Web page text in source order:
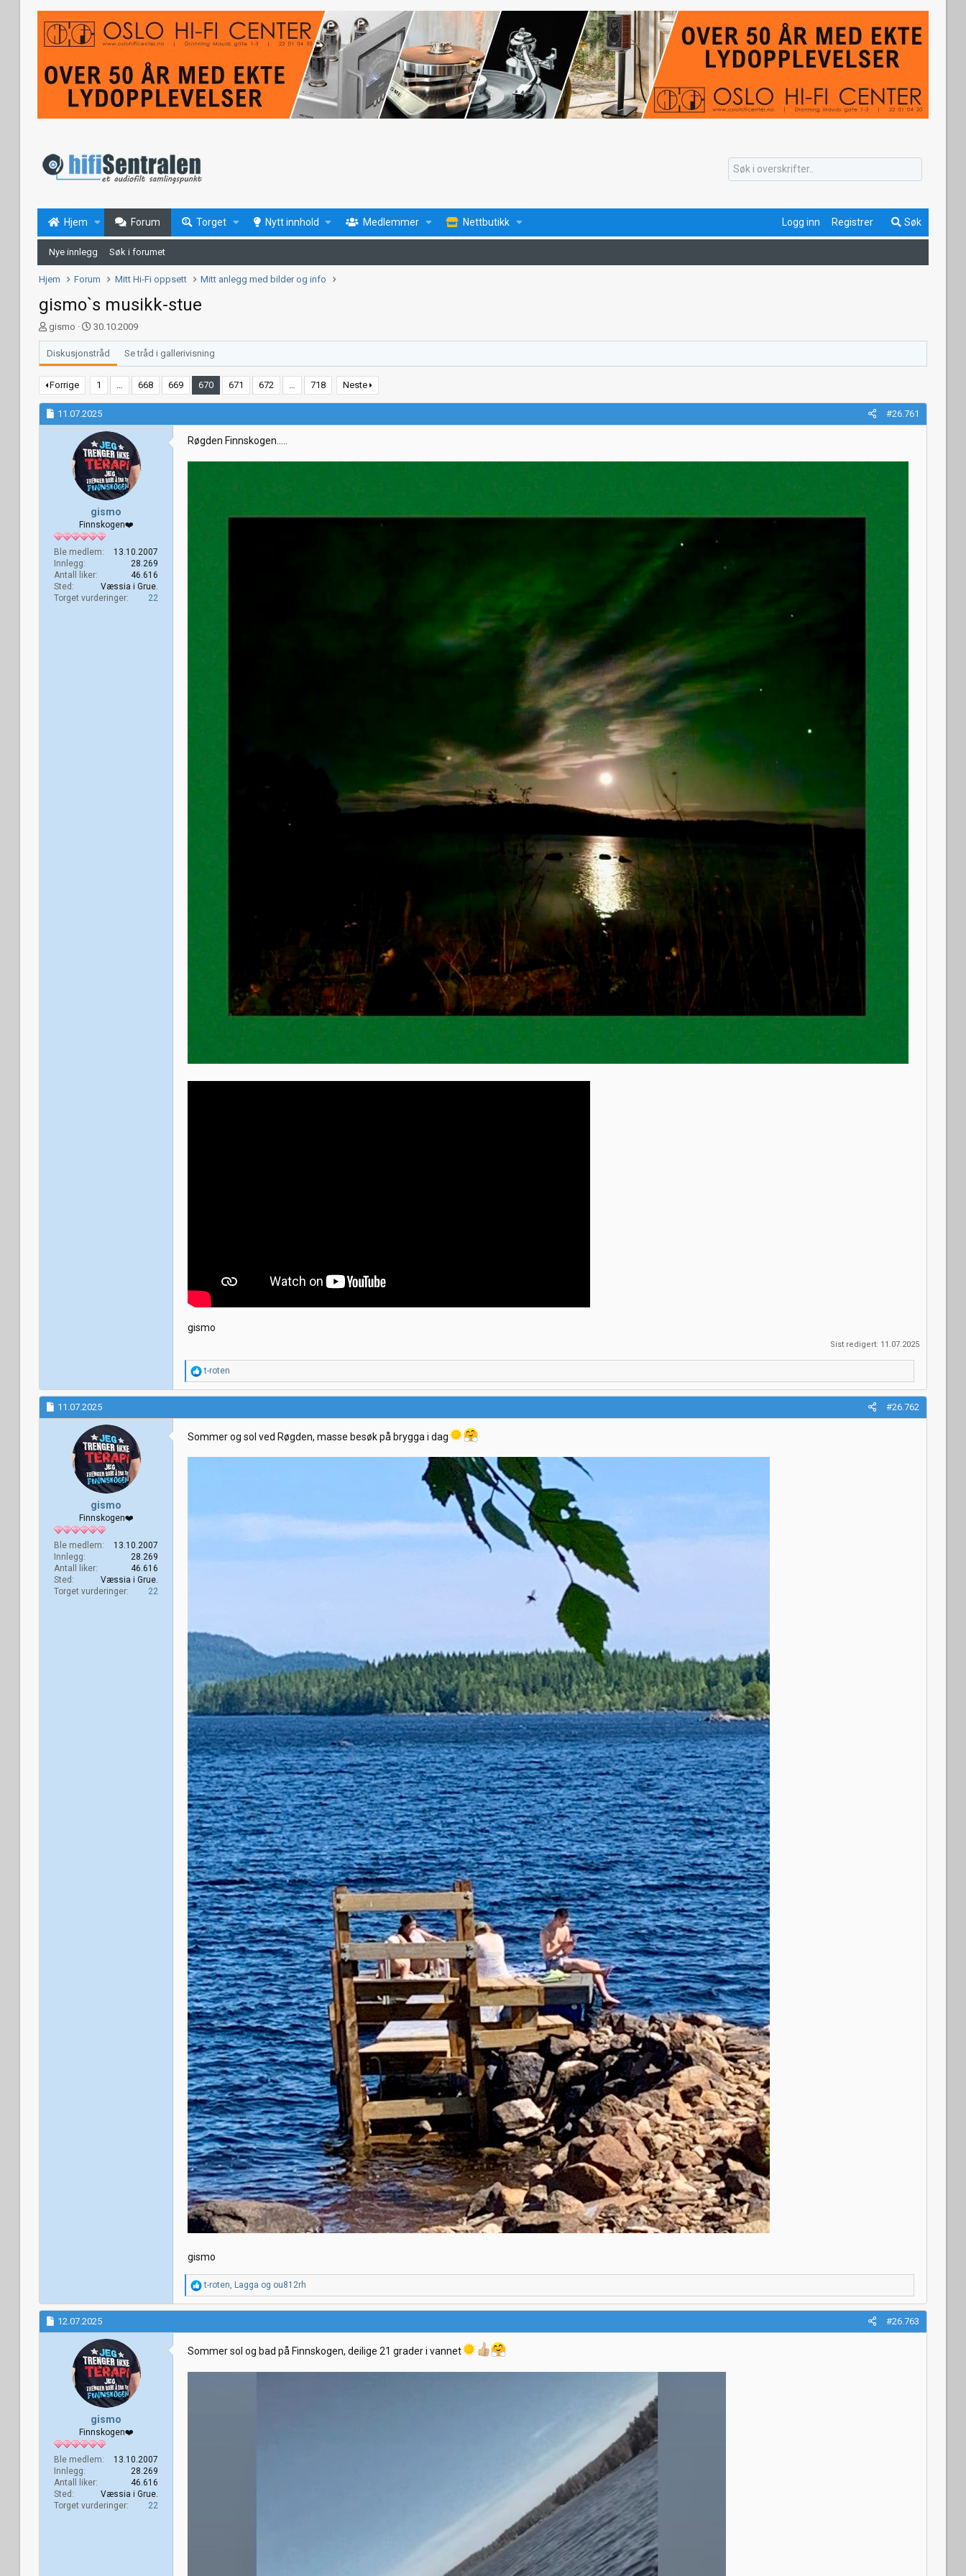
Hjem Forum Torget Nytt innhold Medlemmer Nettbutikk Logg inn Registrer Søk
Nye innlegg Søk i forumet
Hjem Forum Mitt Hi-Fi oppsett Mitt anlegg med bilder og info
gismo`s musikk-stue
T
r
å
d
s
t
a
r
gismo
S
t
a
r
t
a
t
o
30.10.2009
Diskusjonstråd Se tråd i gallerivisning
Forrige 1 … 668 669 670 671 672 … 718 Neste
11.07.2025 #26.761
gismo
Finnskogen❤️
Ble medlem
13.10.2007
Innlegg
28.269
Antall liker
46.616
Sted
Væssia i Grue.
Torget vurderinger
22
Røgden Finnskogen…..
gismo
Sist redigert: 11.07.2025
R
e
a
o
t-roten
11.07.2025 #26.762
gismo
Finnskogen❤️
Ble medlem
13.10.2007
Innlegg
28.269
Antall liker
46.616
Sted
Væssia i Grue.
Torget vurderinger
22
Sommer og sol ved Røgden, masse besøk på brygga i dag
gismo
R
e
a
s
o
t-roten, Lagga og ou812rh
12.07.2025 #26.763
gismo
Finnskogen❤️
Ble medlem
13.10.2007
Innlegg
28.269
Antall liker
46.616
Sted
Væssia i Grue.
Torget vurderinger
22
Sommer sol og bad på Finnskogen, deilige 21 grader i vannet